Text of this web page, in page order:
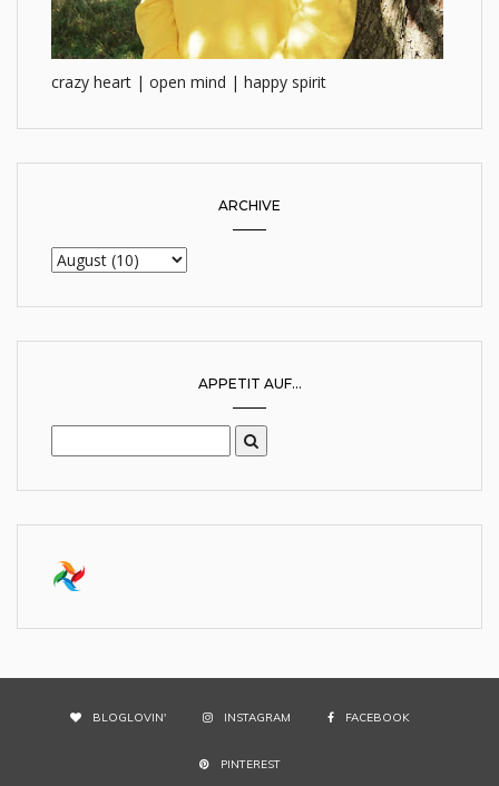
crazy heart | open mind | happy spirit
ARCHIVE
APPETIT AUF...
BLOGLOVIN' INSTAGRAM FACEBOOK
PINTEREST